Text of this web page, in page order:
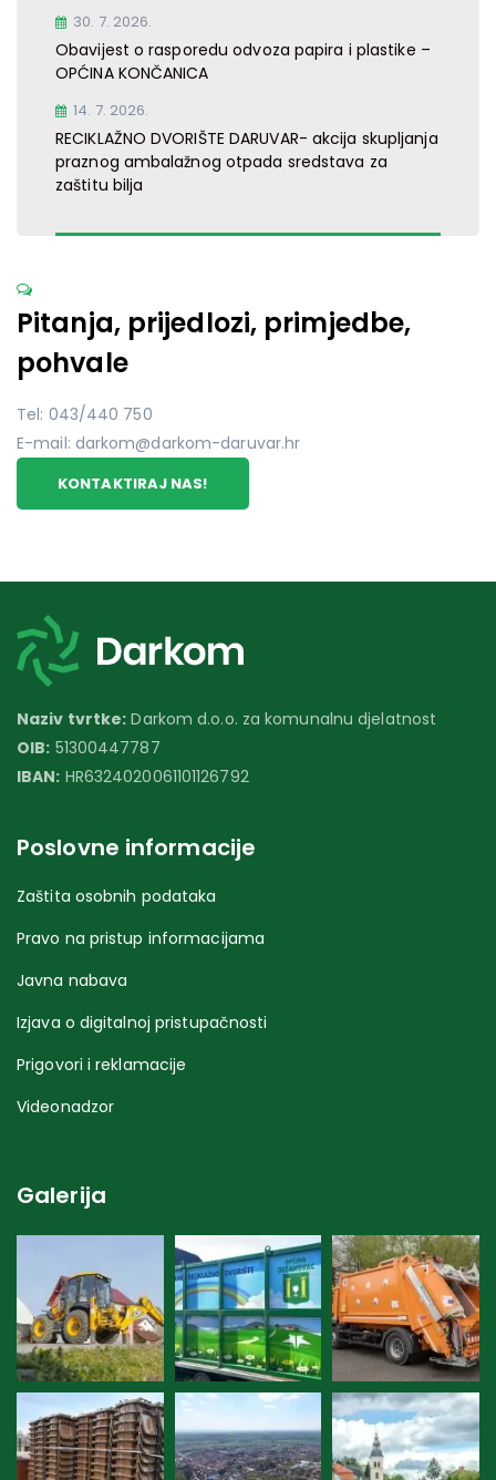
30. 7. 2026.
Obavijest o rasporedu odvoza papira i plastike –
OPĆINA KONČANICA
14. 7. 2026.
RECIKLAŽNO DVORIŠTE DARUVAR- akcija skupljanja
praznog ambalažnog otpada sredstava za
zaštitu bilja
Pitanja, prijedlozi, primjedbe,
pohvale
Tel: 043/440 750
E-mail: darkom@darkom-daruvar.hr
KONTAKTIRAJ NAS!
Naziv tvrtke: Darkom d.o.o. za komunalnu djelatnost
OIB: 51300447787
IBAN: HR6324020061101126792
Poslovne informacije
Zaštita osobnih podataka
Pravo na pristup informacijama
Javna nabava
Izjava o digitalnoj pristupačnosti
Prigovori i reklamacije
Videonadzor
Galerija